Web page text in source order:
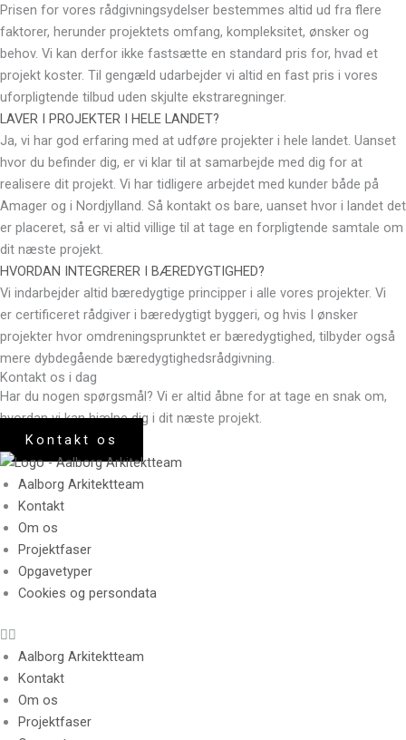
Prisen for vores rådgivningsydelser bestemmes altid ud fra flere
faktorer, herunder projektets omfang, kompleksitet, ønsker og
behov. Vi kan derfor ikke fastsætte en standard pris for, hvad et
projekt koster. Til gengæld udarbejder vi altid en fast pris i vores
uforpligtende tilbud uden skjulte ekstraregninger.
LAVER I PROJEKTER I HELE LANDET?
Ja, vi har god erfaring med at udføre projekter i hele landet. Uanset
hvor du befinder dig, er vi klar til at samarbejde med dig for at
realisere dit projekt. Vi har tidligere arbejdet med kunder både på
Amager og i Nordjylland. Så kontakt os bare, uanset hvor i landet det
er placeret, så er vi altid villige til at tage en forpligtende samtale om
dit næste projekt.
HVORDAN INTEGRERER I BÆREDYGTIGHED?
Vi indarbejder altid bæredygtige principper i alle vores projekter. Vi
er certificeret rådgiver i bæredygtigt byggeri, og hvis I ønsker
projekter hvor omdreningsprunktet er bæredygtighed, tilbyder også
mere dybdegående bæredygtighedsrådgivning.
Kontakt os i dag
Har du nogen spørgsmål? Vi er altid åbne for at tage en snak om,
hvordan vi kan hjælpe dig i dit næste projekt.
Kontakt os
Aalborg Arkitektteam
Kontakt
Om os
Projektfaser
Opgavetyper
Cookies og persondata
Aalborg Arkitektteam
Kontakt
Om os
Projektfaser